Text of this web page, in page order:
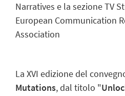
Narratives e la sezione TV
European Communication
Association
La XVI edizione del
Mutations, dal titolo "